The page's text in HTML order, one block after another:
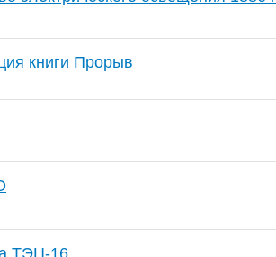
книги Прорыв
ТЭЦ-16